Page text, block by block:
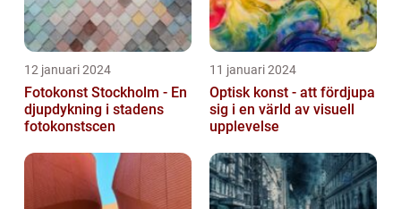
12 januari 2024
Fotokonst Stockholm - En
djupdykning i stadens
fotokonstscen
11 januari 2024
Optisk konst - att fördjupa
sig i en värld av visuell
upplevelse